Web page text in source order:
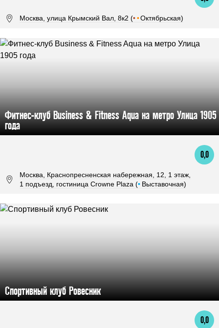
Москва, улица Крымский Вал, 8к2 (••Октябрьская)
Фитнес-клуб Business & Fitness Aqua на метро Улица 1905
года
0,0
Москва, Краснопресненская набережная, 12, 1 этаж,
1 подъезд, гостиница Crowne Plaza (• Выставочная)
Спортивный клуб Ровесник
0,0